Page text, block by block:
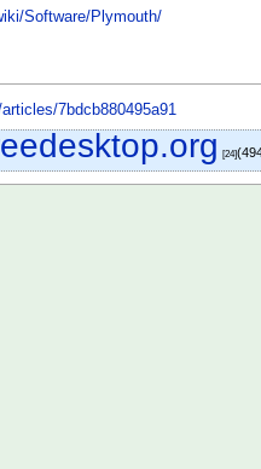
Software/Plymouth/
7bdcb880495a91
[24]